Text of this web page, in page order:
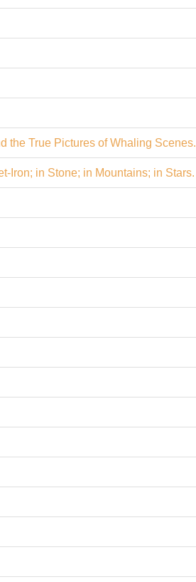
the True Pictures of Whaling Scenes.
Iron; in Stone; in Mountains; in Stars.